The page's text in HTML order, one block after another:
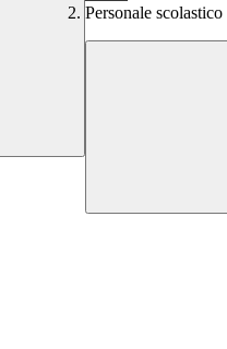
Personale scolastico